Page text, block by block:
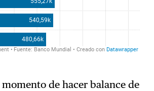
de hacer balance de